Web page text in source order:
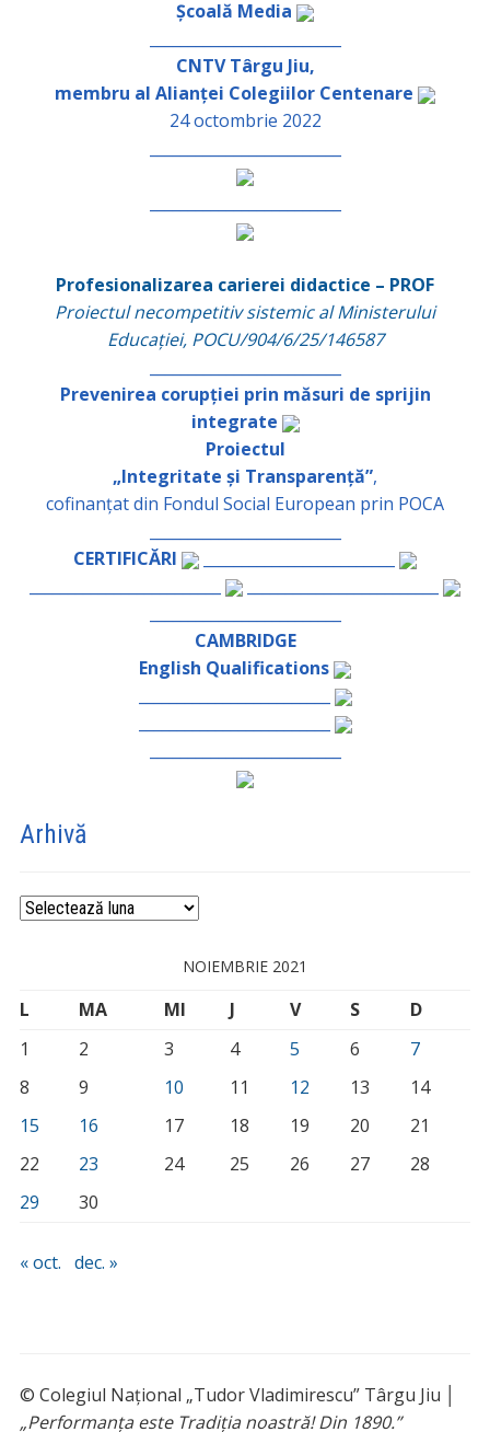
Școală Media
CNTV Târgu Jiu,
membru al Alianței Colegiilor Centenare
24 octombrie 2022
Profesionalizarea carierei didactice – PROF
Proiectul necompetitiv sistemic al Ministerului
Educației, POCU/904/6/25/146587
Prevenirea corupției prin măsuri de sprijin
integrate
Proiectul
„Integritate și Transparență”,
cofinanțat din Fondul Social European prin POCA
CERTIFICĂRI
CAMBRIDGE
English Qualifications
Arhivă
Arhivă
NOIEMBRIE 2021
L MA MI J V S
D
1
2 3 4 5 6
7
8
9 10 11 12 13
14
15
16 17 18 19 20
21
22
23 24 25 26 27
28
29
30
« oct. dec. »
© Colegiul Național „Tudor Vladimirescu” Târgu Jiu │
„Performanța este Tradiția noastră! Din 1890.”